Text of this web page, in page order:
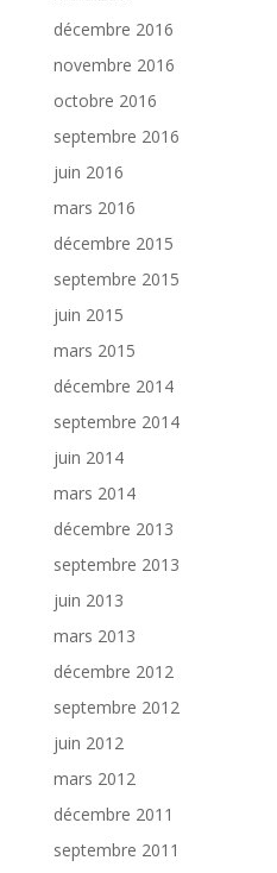
décembre 2016
novembre 2016
octobre 2016
septembre 2016
juin 2016
mars 2016
décembre 2015
septembre 2015
juin 2015
mars 2015
décembre 2014
septembre 2014
juin 2014
mars 2014
décembre 2013
septembre 2013
juin 2013
mars 2013
décembre 2012
septembre 2012
juin 2012
mars 2012
décembre 2011
septembre 2011